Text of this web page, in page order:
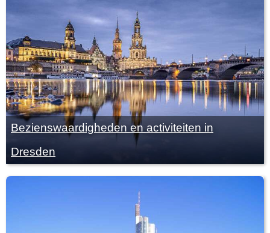
Bezienswaardigheden en activiteiten in
Dresden